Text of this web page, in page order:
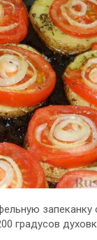
градусов